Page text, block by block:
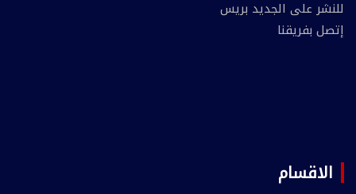
للنشر على الجديد بريس
إتصل بفريقنا
الاقسام